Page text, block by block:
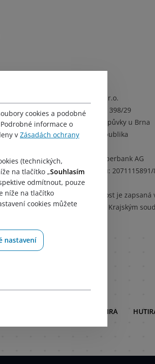
údajů
HUTIRA s.r.o.
Vintrovna 398/29
664 41 Popůvky u Brna
Česká republika
Banka: Oberbank AG
Číslo účtu:
„Společnost je
vedeném Krajským
HUTIRA
cookies a podobné
informace o
v Zásadách ochrany
(technických,
na tlačítko „Souhlasím
odmítnout, pouze
níže na tlačítko
cookies můžete
nastavení